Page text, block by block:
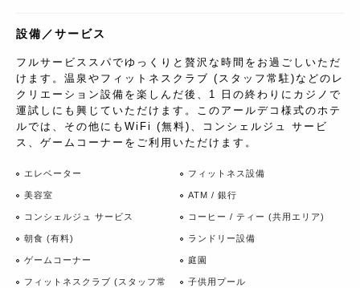
設備／サービス
フルサービススパでゆっくりと贅沢な時間をお過ごしいただ
けます。温泉やフィットネスクラブ (スタッフ常駐)などのレ
クリエーション設備を楽しんだ後、1 日の終わりにカジノで
運試しにも興じていただけます。このアールデコ様式のホテ
ルでは、その他にもWiFi (無料)、コンシェルジュ サービ
ス、ゲームコーナーをご利用いただけます。
エレベーター フィットネス設備
美容室 ATM / 銀行
コンシェルジュ サービス コーヒー / ティー (共用エリア)
朝食 (有料) ランドリー設備
ゲームコーナー 庭園
フィットネスクラブ (スタッフ常
子供用プール